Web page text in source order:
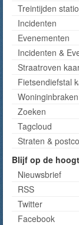
Treintijden
Incidenten
Evenementen
Incidenten &
Straatroven
Fietsendiefstal
Zoeken
Tagcloud
Straten &
Blijf op de
Nieuwsbrief
RSS
Twitter
Facebook